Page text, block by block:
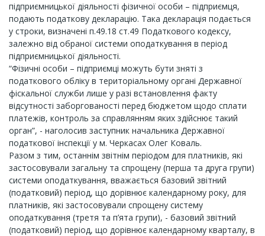
підприємницької діяльності фізичної особи – підприємця,
подають податкову декларацію. Така декларація подається
у строки, визначені п.49.18 ст.49 Податкового кодексу,
залежно від обраної системи оподаткування в період
підприємницької діяльності.
“Фізичні особи – підприємці можуть бути зняті з
податкового обліку в територіальному органі Державної
фіскальної служби лише у разі встановлення факту
відсутності заборгованості перед бюджетом щодо сплати
платежів, контроль за справлянням яких здійснює такий
орган”, - наголосив заступник начальника Державної
податкової інспекції у м. Черкасах Олег Коваль.
Разом з тим, останнім звітнім періодом для платників, які
застосовували загальну та спрощену (перша та друга групи)
системи оподаткування, вважається базовий звітний
(податковий) період, що дорівнює календарному року, для
платників, які застосовували спрощену систему
оподаткування (третя та п’ята групи), - базовий звітний
(податковий) період, що дорівнює календарному кварталу, в